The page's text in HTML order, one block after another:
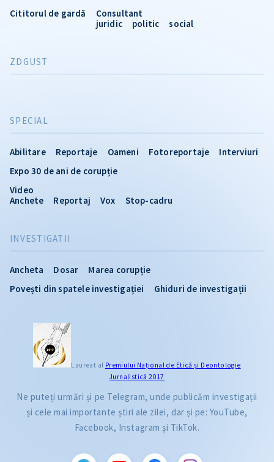
INVESTIGATII
Ancheta Dosar
Marea corupție
Povești din spatele investigației
Ghiduri de investigații
SPECIAL
Abilitare Reportaje Oameni Fotoreportaje
Interviuri
Expo 30 de ani de corupție
Video
Anchete
Reportaj Vox Stop-cadru
Cititorul de gardă
Consultant
juridic
politic social
ZDGUST
Laureat al Premiului Naţional de Etică și Deontologie
Jurnalistică 2017
Ne puteți urmări și pe Telegram, unde publicăm investigații
și cele mai importante știri ale zilei, dar și pe: YouTube,
Facebook, Instagram și TikTok.